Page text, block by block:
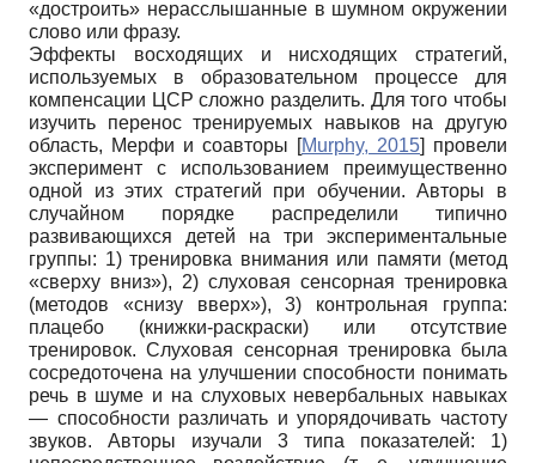
«достроить» нерасслышанные в шумном окружении
слово или фразу.
Эффекты восходящих и нисходящих стратегий,
используемых в образовательном процессе для
компенсации ЦСР сложно разделить. Для того чтобы
изучить перенос тренируемых навыков на другую
область, Мерфи и соавторы [Murphy, 2015] провели
эксперимент с использованием преимущественно
одной из этих стратегий при обучении. Авторы в
случайном порядке распределили типично
развивающихся детей на три экспериментальные
группы: 1) тренировка внимания или памяти (метод
«сверху вниз»), 2) слуховая сенсорная тренировка
(методов «снизу вверх»), 3) контрольная группа:
плацебо (книжки-раскраски) или отсутствие
тренировок. Слуховая сенсорная тренировка была
сосредоточена на улучшении способности понимать
речь в шуме и на слуховых невербальных навыках
— способности различать и упорядочивать частоту
звуков. Авторы изучали 3 типа показателей: 1)